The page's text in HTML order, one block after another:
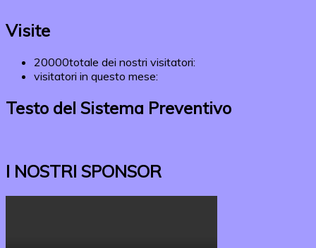
Visite
20000totale dei nostri visitatori:
visitatori in questo mese:
Testo del Sistema Preventivo
I NOSTRI SPONSOR